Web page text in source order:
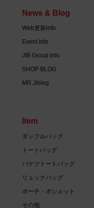
News & Blog
Web更新info
Event info
JIB Group info
SHOP BLOG
MR.Jiblog
Item
ダッフルバッグ
トートバッグ
バケツトートバッグ
リュックバッグ
ポーチ・ポシェット
その他